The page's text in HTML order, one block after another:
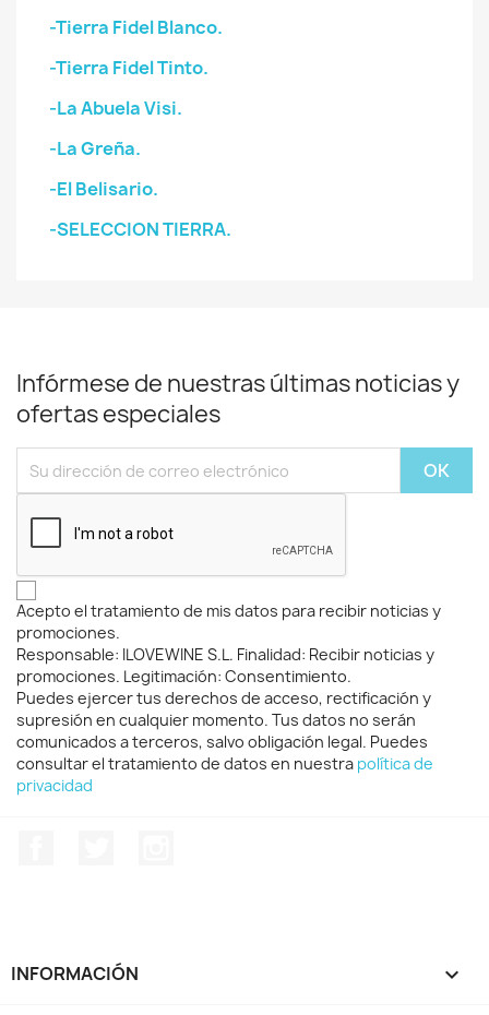
-Tierra Fidel Blanco.
-Tierra Fidel Tinto.
-La Abuela Visi.
-La Greña.
-El Belisario.
-SELECCION TIERRA.
Infórmese de nuestras últimas noticias y
ofertas especiales
Acepto el tratamiento de mis datos para recibir noticias y
promociones.
Responsable: ILOVEWINE S.L. Finalidad: Recibir noticias y
promociones. Legitimación: Consentimiento.
Puedes ejercer tus derechos de acceso, rectificación y
supresión en cualquier momento. Tus datos no serán
comunicados a terceros, salvo obligación legal. Puedes
consultar el tratamiento de datos en nuestra política de
privacidad
INFORMACIÓN 